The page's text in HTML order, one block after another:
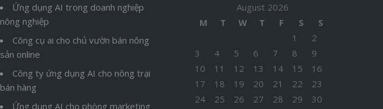
Ứng dụng AI trong doanh nghiệp
nông nghiệp
Công cụ ai cho chủ vườn bán nông
sản online
Công ty ứng dụng AI cho nông trại
bán hàng
Ứng dụng AI cho phòng marketing
August 2026
M
T W T F S
S
1
2
3
4 5 6 7 8
9
10
11 12 13 14 15
16
17
18 19 20 21 22
23
24
25 26 27 28 29
30